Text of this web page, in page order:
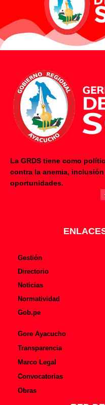
La GRDS tiene como
contra la anemia,
oportunidades.
Gestión
Directorio
Noticias
Normatividad
Gob.pe
Gore Ayacucho
Transparencia
Marco Legal
Convocatorias
Obras